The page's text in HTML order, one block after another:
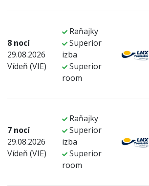
8 nocí
29.08.2026
Vídeň (VIE)
Raňajky
Superior
izba
Superior
room
7 nocí
29.08.2026
Vídeň (VIE)
Raňajky
Superior
izba
Superior
room